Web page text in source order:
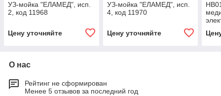
УЗ-мойка "ЕЛАМЕД", исп.
2, код 11968
Цену уточняйте
УЗ-мойка "ЕЛАМЕД", исп.
4, код 11970
Цену уточняйте
в
О нас
Рейтинг не сформирован
Менее 5 отзывов за последний год